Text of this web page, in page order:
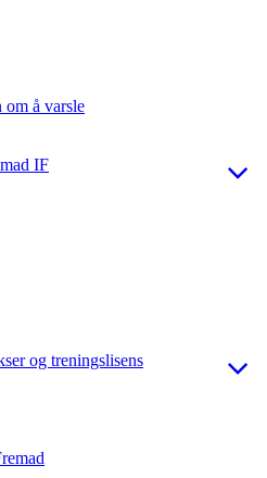
om å varsle
IF
og treningslisens